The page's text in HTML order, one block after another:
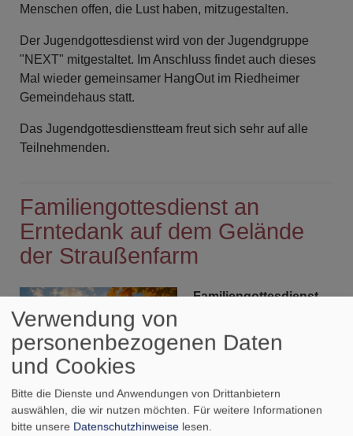
Menschen offen, die Lust haben, mitzugestalten.
Der Jugendgottesdienst wird von der Jugendgruppe
"NEXT" mitgestaltet. Im Anschluss findet auch dieses
Mal wieder gemeinsamer HangOut im Riedheimer
Gemeindehaus statt.
Das Jugendgottesdienstteam freut sich sehr auf alle
Teilnehmenden.
Familiengottesdienst an
Erntedank auf dem Gelände
der Straußenfarm
Familiengottesdienst
Straußenfarm Leipheim
Leipheim-Riedheim lädt
herzlich zum
Verwendung von
personenbezogenen Daten
und Cookies
Bitte die Dienste und Anwendungen von Drittanbietern
auswählen, die wir nutzen möchten. Für weitere Informationen
bitte unsere Datenschutzhinweise lesen.